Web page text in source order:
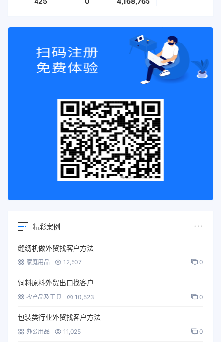
精彩案例
缝纫机做外贸找客户方法
家庭用品 12,507 0
饲料原料外贸出口找客户
农产品及工具 10,523 0
包装类行业外贸找客户方法
办公用品 11,025 0